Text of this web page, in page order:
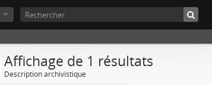
Affichage de 1 résultats
Description archivistique